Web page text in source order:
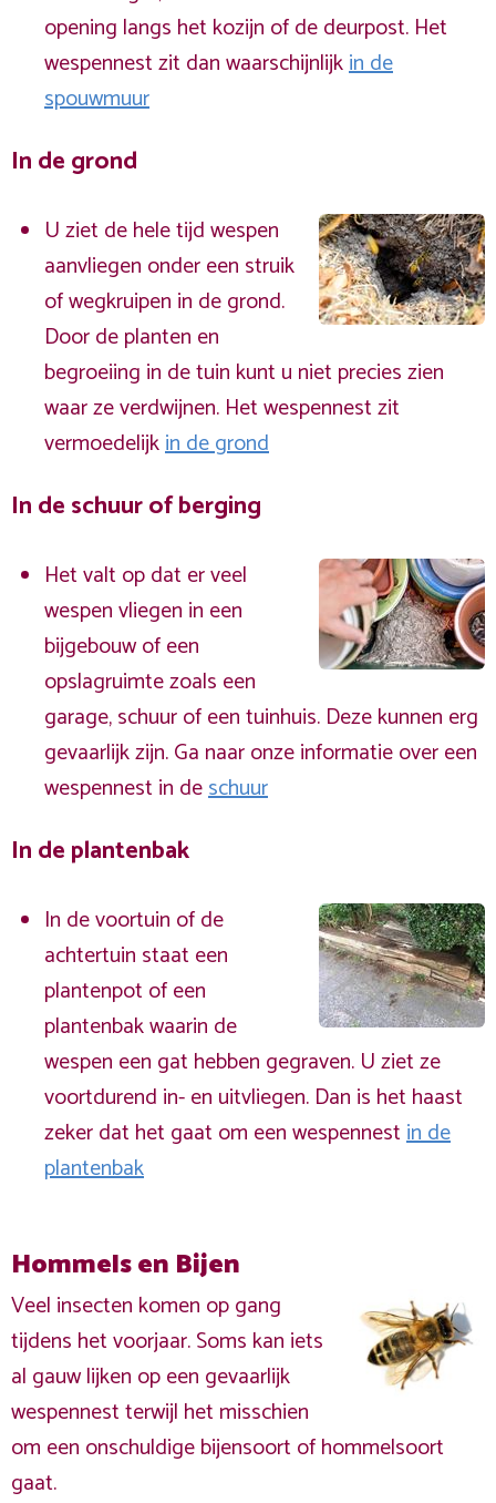
opening langs het kozijn of de deurpost. Het
wespennest zit dan waarschijnlijkin de
spouwmuur
In de grond
U ziet de hele tijd wespen
aanvliegen onder een struik
of wegkruipen in de grond.
Door de planten en
begroeiing in de tuin kunt u niet precies zien
waar ze verdwijnen. Het wespennest zit
vermoedelijkin de grond
In de schuur of berging
Het valt op dat er veel
wespen vliegen in een
bijgebouw of een
opslagruimte zoals een
garage, schuur of een tuinhuis. Deze kunnen erg
gevaarlijk zijn. Ga naar onze informatie over een
wespennest in deschuur
In de plantenbak
In de voortuin of de
achtertuin staat een
plantenpot of een
plantenbak waarin de
wespen een gat hebben gegraven. U ziet ze
voortdurend in- en uitvliegen. Dan is het haast
zeker dat het gaat om een wespennestin de
plantenbak
Hommels en Bijen
Veel insecten komen op gang
tijdens het voorjaar. Soms kan iets
al gauw lijken op een gevaarlijk
wespennest terwijl het misschien
om een onschuldige bijensoort of hommelsoort
gaat.